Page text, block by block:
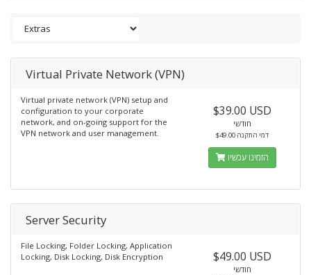
Virtual Private Network (VPN)
Virtual private network (VPN) setup and
configuration to your corporate
network, and on-going support for the
VPN network and user management.
$39.00 USD
חודשי
$49.00 דמי התקנה
הזמינו עכשיו
Server Security
File Locking, Folder Locking, Application
Locking, Disk Locking, Disk Encryption
$49.00 USD
חודשי